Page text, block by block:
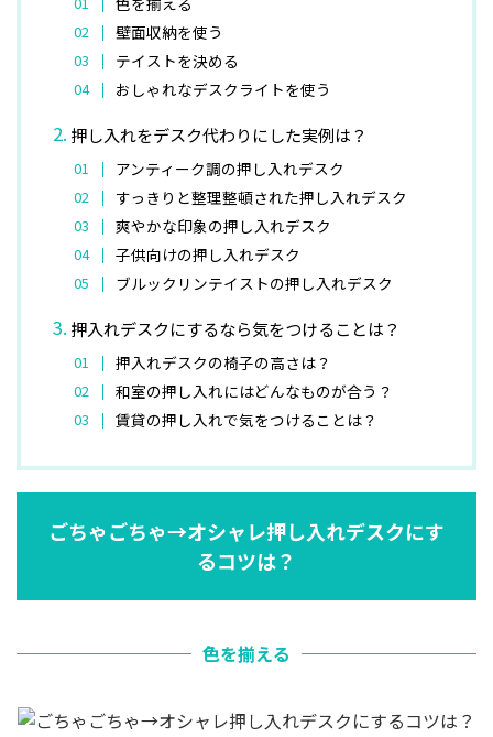
壁面収納を使う
テイストを決める
おしゃれなデスクライトを使う
押し入れをデスク代わりにした実例は？
アンティーク調の押し入れデスク
すっきりと整理整頓された押し入れデスク
爽やかな印象の押し入れデスク
子供向けの押し入れデスク
ブルックリンテイストの押し入れデスク
押入れデスクにするなら気をつけることは？
押入れデスクの椅子の高さは？
和室の押し入れにはどんなものが合う？
賃貸の押し入れで気をつけることは？
ごちゃごちゃ→オシャレ押し入れデスクにす
るコツは？
色を揃える